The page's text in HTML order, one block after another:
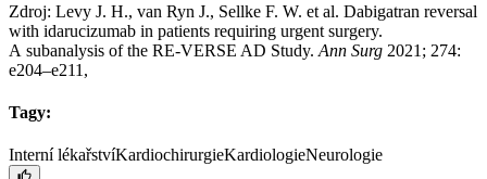
Zdroj: Levy J. H., van Ryn J., Sellke F. W. et al. Dabigatran reversal
with idarucizumab in patients requiring urgent surgery.
A subanalysis of the RE-VERSE AD Study. Ann Surg 2021; 274:
e204–e211,
Tagy:
Interní lékařstvíKardiochirurgieKardiologieNeurologie